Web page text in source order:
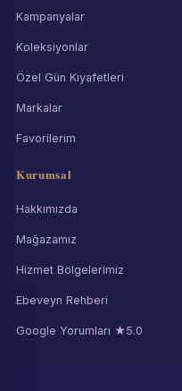
Kampanyalar
Koleksiyonlar
Özel Gün Kıyafetleri
Markalar
Favorilerim
Kurumsal
Hakkımızda
Mağazamız
Hizmet Bölgelerimiz
Ebeveyn Rehberi
Google Yorumları ★5.0